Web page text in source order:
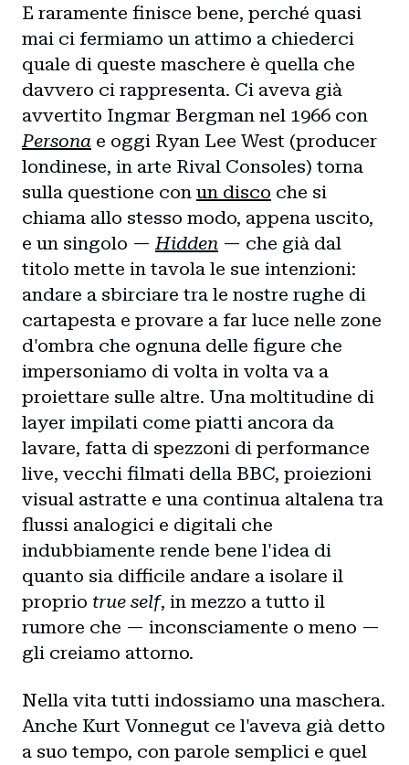
Storie
Collaborazioni
E raramente finisce bene, perché quasi
mai ci fermiamo un attimo a chiederci
quale di queste maschere è quella che
davvero ci rappresenta. Ci aveva già
avvertito Ingmar Bergman nel 1966 con
Persona e oggi Ryan Lee West (producer
londinese, in arte Rival Consoles) torna
sulla questione con un disco che si
chiama allo stesso modo, appena uscito,
e un singolo —Hidden — che già dal
titolo mette in tavola le sue intenzioni:
andare a sbirciare tra le nostre rughe di
cartapesta e provare a far luce nelle zone
d'ombra che ognuna delle figure che
impersoniamo di volta in volta va a
proiettare sulle altre. Una moltitudine di
layer impilati come piatti ancora da
lavare, fatta di spezzoni di performance
live, vecchi filmati della BBC, proiezioni
visual astratte e una continua altalena tra
flussi analogici e digitali che
indubbiamente rende bene l'idea di
quanto sia difficile andare a isolare il
proprio true self, in mezzo a tutto il
rumore che — inconsciamente o meno —
gli creiamo attorno.
Nella vita tutti indossiamo una maschera.
Anche Kurt Vonnegut ce l'aveva già detto
a suo tempo, con parole semplici e quel